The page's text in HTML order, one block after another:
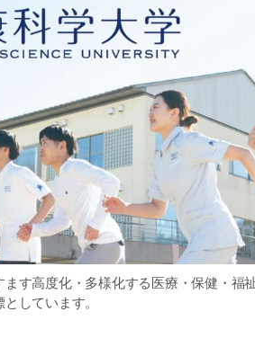
す高度化・多様化する医療・保健・福
しています。